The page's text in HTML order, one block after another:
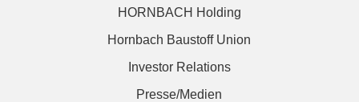
HORNBACH Holding
Hornbach Baustoff Union
Investor Relations
Presse/Medien